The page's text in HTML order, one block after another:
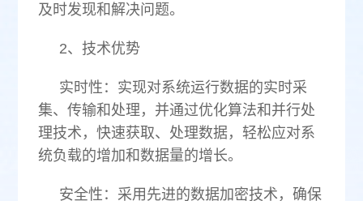
及时发现和解决问题。
2、技术优势
实时性：实现对系统运行数据的实时采
集、传输和处理，并通过优化算法和并行处
理技术，快速获取、处理数据，轻松应对系
统负载的增加和数据量的增长。
安全性：采用先进的数据加密技术，确保